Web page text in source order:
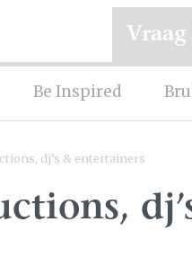
Be Inspired
dj’s & entertainers